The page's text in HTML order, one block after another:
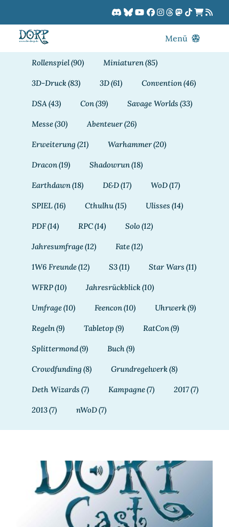
springen
Menü
Rollenspiel(90) Miniaturen(85)
3D-Druck(83) 3D(61) Convention(46)
DSA (43) Con(39) Savage Worlds (33)
Messe(30) Abenteuer(26)
Erweiterung (21) Warhammer(20)
Dracon(19) Shadowrun(18)
Earthdawn(18) D&D(17) WoD(17)
SPIEL(16) Cthulhu(15) Ulisses (14)
PDF(14) RPC(14) Solo(12)
Jahresumfrage(12) Fate(12)
1W6 Freunde(12) S3(11) Star Wars (11)
WFRP(10) Jahresrückblick(10)
Umfrage(10) Feencon(10) Uhrwerk(9)
Regeln(9) Tabletop (9) RatCon(9)
Splittermond(9) Buch(9)
Crowdfunding (8) Grundregelwerk(8)
Deth Wizards (7) Kampagne(7) 2017(7)
2013(7) nWoD(7)
DORPCast 144: Oh schaurig